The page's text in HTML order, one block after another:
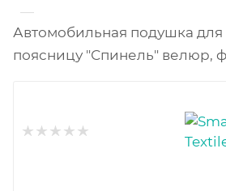
—
Автомобильная подушка
поясницу "Спинель" велюр,